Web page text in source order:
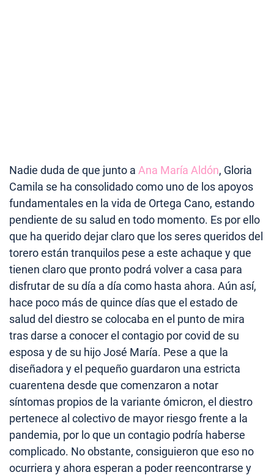
Nadie duda de que junto a Ana María Aldón, Gloria
Camila se ha consolidado como uno de los apoyos
fundamentales en la vida de Ortega Cano, estando
pendiente de su salud en todo momento. Es por ello
que ha querido dejar claro que los seres queridos del
torero están tranquilos pese a este achaque y que
tienen claro que pronto podrá volver a casa para
disfrutar de su día a día como hasta ahora. Aún así,
hace poco más de quince días que el estado de
salud del diestro se colocaba en el punto de mira
tras darse a conocer el contagio por covid de su
esposa y de su hijo José María. Pese a que la
diseñadora y el pequeño guardaron una estricta
cuarentena desde que comenzaron a notar
síntomas propios de la variante ómicron, el diestro
pertenece al colectivo de mayor riesgo frente a la
pandemia, por lo que un contagio podría haberse
complicado. No obstante, consiguieron que eso no
ocurriera y ahora esperan a poder reencontrarse y